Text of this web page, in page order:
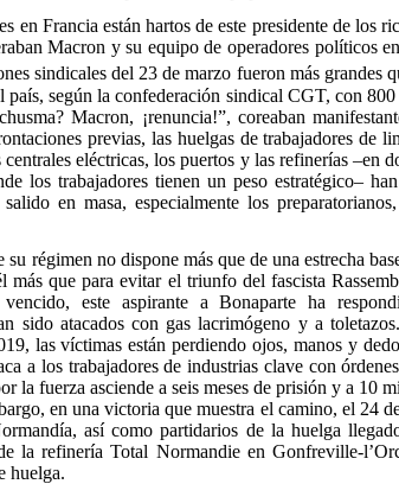
en Francia están hartos de este presidente de los
Macron y su equipo de operadores políticos
sindicales del 23 de marzo fueron más grandes
país, según la confederación sindical CGT, con
Macron, ¡renuncia!”, coreaban
previas, las huelgas de trabajadores de
centrales eléctricas, los puertos y las refinerías –en
los trabajadores tienen un peso estratégico–
en masa, especialmente los
su régimen no dispone más que de una estrecha
más que para evitar el triunfo del fascista
este aspirante a Bonaparte ha
sido atacados con gas lacrimógeno y a
las víctimas están perdiendo ojos, manos y
a los trabajadores de industrias clave con
la fuerza asciende a seis meses de prisión y a 10
en una victoria que muestra el camino, el 24
así como partidarios de la huelga
la refinería Total Normandie en Gonfreville-
huelga.